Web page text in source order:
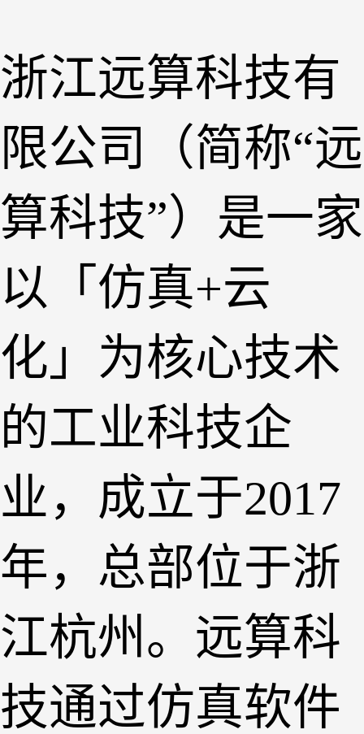
浙江远算科技有
限公司（简称“远
算科技”）是一家
以「仿真+云
化」为核心技术
的工业科技企
业，成立于2017
年，总部位于浙
江杭州。远算科
技通过仿真软件